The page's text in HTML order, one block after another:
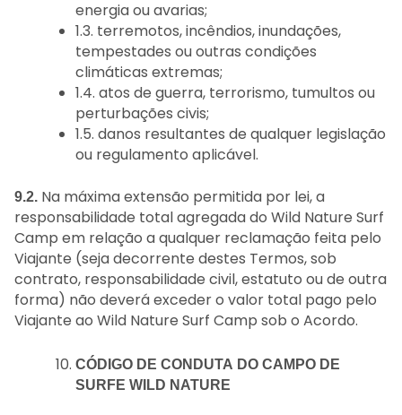
energia ou avarias;
1.3. terremotos, incêndios, inundações,
tempestades ou outras condições
climáticas extremas;
1.4. atos de guerra, terrorismo, tumultos ou
perturbações civis;
1.5. danos resultantes de qualquer legislação
ou regulamento aplicável.
9.2. Na máxima extensão permitida por lei, a
responsabilidade total agregada do Wild Nature Surf
Camp em relação a qualquer reclamação feita pelo
Viajante (seja decorrente destes Termos, sob
contrato, responsabilidade civil, estatuto ou de outra
forma) não deverá exceder o valor total pago pelo
Viajante ao Wild Nature Surf Camp sob o Acordo.
CÓDIGO DE CONDUTA DO CAMPO DE
SURFE WILD NATURE